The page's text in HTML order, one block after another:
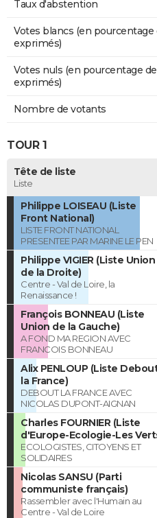
Taux d'abstention
Votes blancs (en pourcentage
exprimés)
Votes nuls (en pourcentage
exprimés)
Nombre de votants
TOUR 1
Tête de liste
Liste
Philippe LOISEAU (Liste
Front National)
LISTE FRONT NATIONAL
PRESENTEE PAR MARINE LE PEN
Philippe VIGIER (Liste Union
de la Droite)
Centre - Val de Loire, la
Renaissance !
François BONNEAU (Liste
Union de la Gauche)
A FOND MA REGION AVEC
FRANCOIS BONNEAU
Alix PENLOUP (Liste
la France)
DEBOUT LA FRANCE AVEC
NICOLAS DUPONT-AIGNAN
Charles FOURNIER (Liste
d'Europe-Ecologie-Les
ECOLOGISTES, CITOYENS ET
SOLIDAIRES
Nicolas SANSU (Parti
communiste français)
Rassembler avec l'Humain au
Centre - Val de Loire